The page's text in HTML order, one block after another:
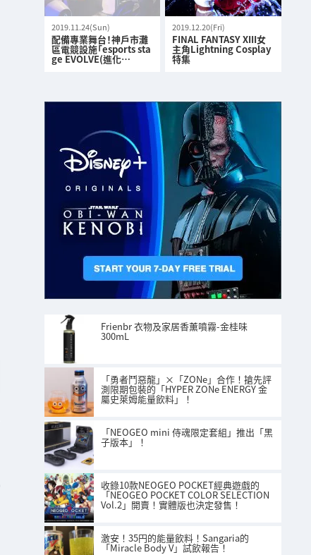
2019.11.24(Sun)
配備專業舞台！神戶市灘
區電競設施「esports sta
ge EVOLVE(進化…
2019.12.20(Fri)
FINAL FANTASY XIII女
主角Lightning Cosplay
特集
Frienbr 衣物及家居香薰噴霧-金桂味
300mL
「勇者鬥惡龍」×「ZONe」合作！搶先評
測限期包裝的「HYPER ZONe ENERGY 金
屬史萊姆能量飲料」！
「NEOGEO mini 侍魂限定套組」推出「黑
子版本」！
收錄10款NEOGEO POCKET經典遊戲的
「NEOGEO POCKET COLOR SELECTION
Vol.2」開賣！實體版也決定發售！
激安！35円的能量飲料！Sangaria的
「Miracle Body V」試飲報告！